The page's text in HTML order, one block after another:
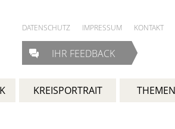
DATENSCHUTZ IMPRESSUM KONTAKT
IHR FEEDBACK
KREISPORTRAIT